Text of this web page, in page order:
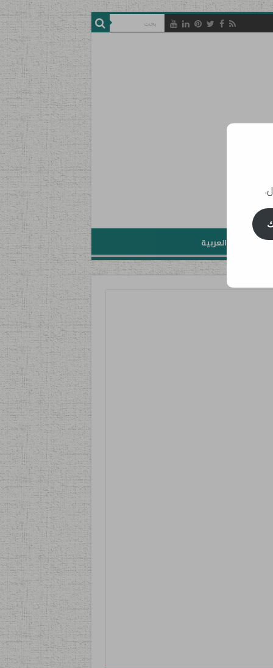
تعليم اللغة العربية